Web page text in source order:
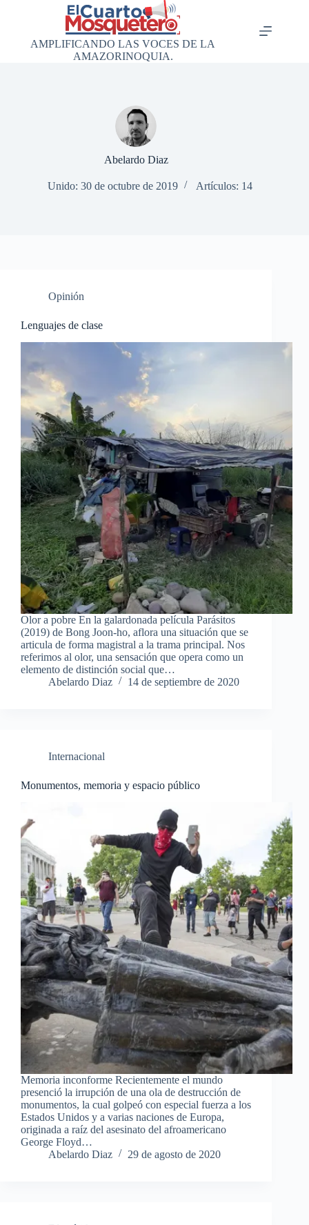
AMPLIFICANDO LAS VOCES DE LA
AMAZORINOQUIA.
Abelardo Diaz
Unido: 30 de octubre de 2019 Artículos: 14
Opinión
Lenguajes de clase
Olor a pobre En la galardonada película Parásitos
(2019) de Bong Joon-ho, aflora una situación que se
articula de forma magistral a la trama principal. Nos
referimos al olor, una sensación que opera como un
elemento de distinción social que…
Abelardo Diaz
14 de septiembre de 2020
Internacional
Monumentos, memoria y espacio público
Memoria inconforme Recientemente el mundo
presenció la irrupción de una ola de destrucción de
monumentos, la cual golpeó con especial fuerza a los
Estados Unidos y a varias naciones de Europa,
originada a raíz del asesinato del afroamericano
George Floyd…
Abelardo Diaz
29 de agosto de 2020